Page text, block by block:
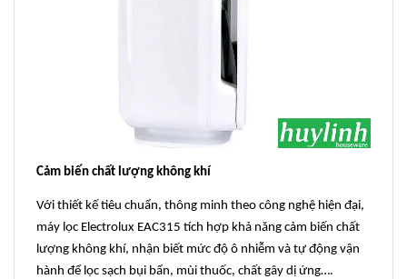
Cảm biến chất lượng không khí
Với thiết kế tiêu chuẩn, thông minh theo công nghệ hiện đại,
máy lọc Electrolux EAC315 tích hợp khả năng cảm biến chất
lượng không khí, nhận biết mức độ ô nhiễm và tự động vận
hành để lọc sạch bụi bẩn, mùi thuốc, chất gây dị ứng….